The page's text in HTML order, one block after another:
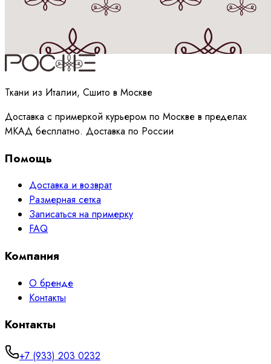
Принимаюполитикуобработки данных
Ткани из Италии, Сшито в Москве
Доставка с примеркой курьером по Москве в пределах
МКАД бесплатно. Доставка по России
Помощь
Доставка и возврат
Размерная сетка
Записаться на примерку
FAQ
Компания
О бренде
Контакты
Контакты
+7 (933) 203 0232